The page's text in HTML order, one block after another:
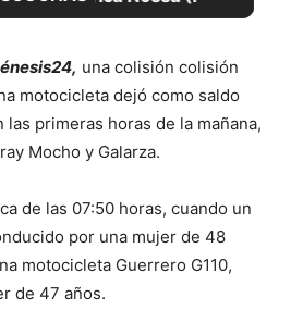
una colisión colisión
motocicleta dejó como saldo
primeras horas de la mañana,
Mocho y Galarza.
de las 07:50 horas, cuando un
por una mujer de 48
motocicleta Guerrero G110,
de 47 años.